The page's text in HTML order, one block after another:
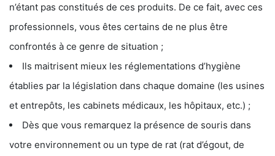
n’étant pas constitués de ces produits. De ce fait, avec ces
professionnels, vous êtes certains de ne plus être
confrontés à ce genre de situation ;
Ils maitrisent mieux les réglementations d’hygiène
établies par la législation dans chaque domaine (les usines
et entrepôts, les cabinets médicaux, les hôpitaux, etc.) ;
Dès que vous remarquez la présence de souris dans
votre environnement ou un type de rat (rat d’égout, de